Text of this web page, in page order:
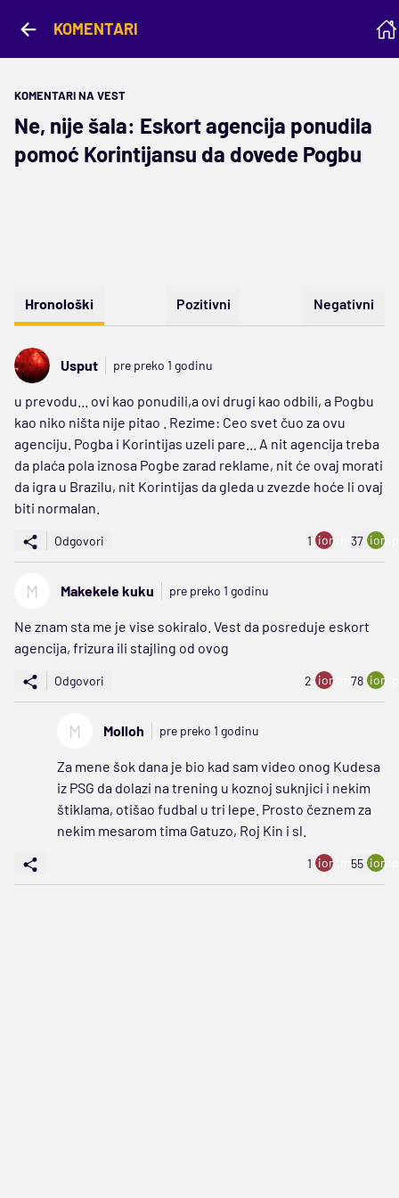
KOMENTARI
KOMENTARI NA VEST
Ne, nije šala: Eskort agencija ponudila
pomoć Korintijansu da dovede Pogbu
Hronološki Pozitivni Negativni
Usput pre preko 1 godinu
u prevodu... ovi kao ponudili,a ovi drugi kao odbili, a Pogbu
kao niko ništa nije pitao . Rezime: Ceo svet čuo za ovu
agenciju. Pogba i Korintijas uzeli pare... A nit agencija treba
da plaća pola iznosa Pogbe zarad reklame, nit će ovaj morati
da igra u Brazilu, nit Korintijas da gleda u zvezde hoće li ovaj
biti normalan.
Odgovori 1 ion:minus
37
M Makekele kuku pre preko 1 godinu
Ne znam sta me je vise sokiralo. Vest da posreduje eskort
agencija, frizura ili stajling od ovog
Odgovori 2 ion:minus
78
M Molloh pre preko 1 godinu
Za mene šok dana je bio kad sam video onog Kudesa
iz PSG da dolazi na trening u koznoj suknjici i nekim
štiklama, otišao fudbal u tri lepe. Prosto čeznem za
nekim mesarom tima Gatuzo, Roj Kin i sl.
1 ion:minus
55